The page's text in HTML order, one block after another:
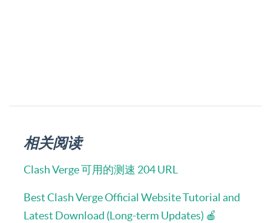
相关阅读
Clash Verge 可用的测速 204 URL
Best Clash Verge Official Website Tutorial and
Latest Download (Long-term Updates) 🍎